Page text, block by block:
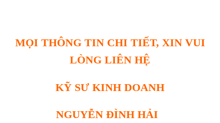
MỌI THÔNG TIN CHI TIẾT, XIN VUI
LÒNG LIÊN HỆ
KỸ SƯ KINH DOANH
NGUYỄN ĐÌNH HẢI